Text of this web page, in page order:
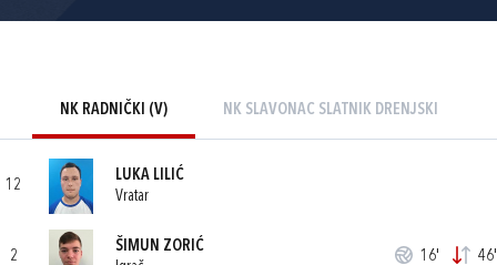
NK RADNIČKI (V) NK SLAVONAC SLATNIK DRENJSKI
12
LUKA LILIĆ
Vratar
2
ŠIMUN ZORIĆ
16' 46'